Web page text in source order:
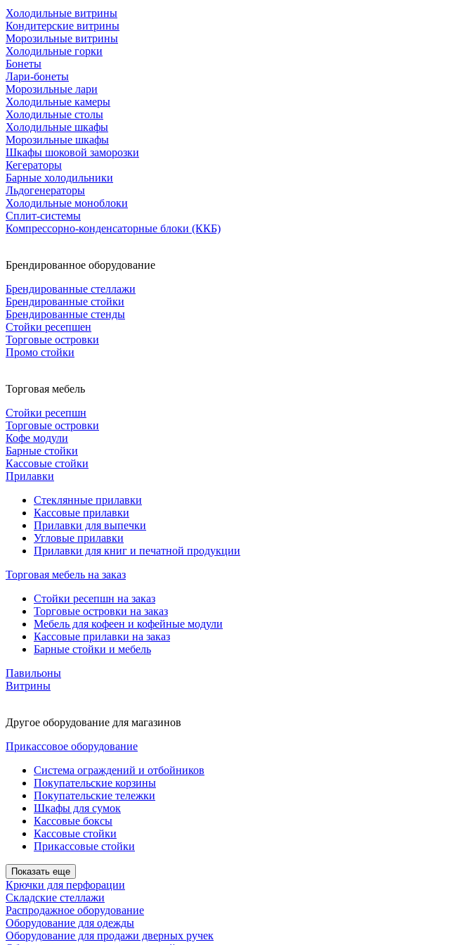
Холодильные витрины
Кондитерские витрины
Морозильные витрины
Холодильные горки
Бонеты
Лари-бонеты
Морозильные лари
Холодильные камеры
Холодильные столы
Холодильные шкафы
Морозильные шкафы
Шкафы шоковой заморозки
Кегераторы
Барные холодильники
Льдогенераторы
Холодильные моноблоки
Сплит-системы
Компрессорно-конденсаторные блоки (ККБ)
Брендированное оборудование
Брендированные стеллажи
Брендированные стойки
Брендированные стенды
Стойки ресепшен
Торговые островки
Промо стойки
Торговая мебель
Стойки ресепшн
Торговые островки
Кофе модули
Барные стойки
Кассовые стойки
Прилавки
Стеклянные прилавки
Кассовые прилавки
Прилавки для выпечки
Угловые прилавки
Прилавки для книг и печатной продукции
Торговая мебель на заказ
Стойки ресепшн на заказ
Торговые островки на заказ
Мебель для кофеен и кофейные модули
Кассовые прилавки на заказ
Барные стойки и мебель
Павильоны
Витрины
Другое оборудование для магазинов
Прикассовое оборудование
Система ограждений и отбойников
Покупательские корзины
Покупательские тележки
Шкафы для сумок
Кассовые боксы
Кассовые стойки
Прикассовые стойки
Показать еще
Крючки для перфорации
Складские стеллажи
Распродажное оборудование
Оборудование для одежды
Оборудование для продажи дверных ручек